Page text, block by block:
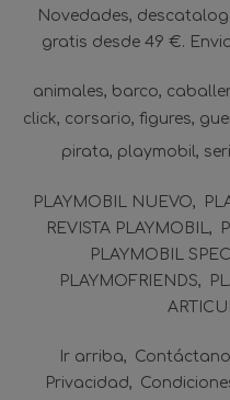
Novedades,
gratis desde 49 €.
animales barco
click corsario figures
pirata playmobil
PLAYMOBIL NUEVO
REVISTA PLAYMOBIL
PLAYMOBIL
PLAYMOFRIENDS
Ir arriba
Privacidad